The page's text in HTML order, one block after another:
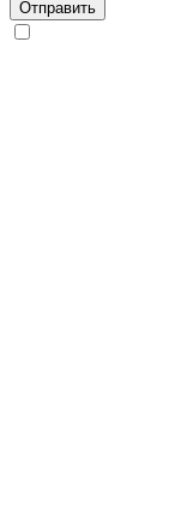
Отправить